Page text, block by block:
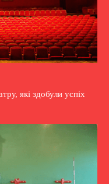
які здобули успіх